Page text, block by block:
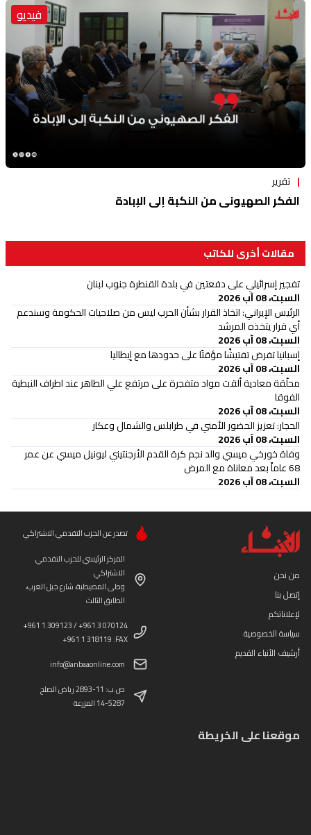
فيديو
تقرير
الفكر الصهيوني من النكبة إلى الإبادة
مقالات أخرى للكاتب
تفجير إسرائيلي على دفعتين في بلدة القنطرة جنوب لبنان
السبت، 08 آب 2026
الرئيس الإيراني: اتخاذ القرار بشأن الحرب ليس من صلاحيات الحكومة وسندعم
أي قرار يتخذه المرشد
السبت، 08 آب 2026
إسبانيا تفرض تفتيشًا مؤقتًا على حدودها مع إيطاليا
السبت، 08 آب 2026
محلّقة معادية ألقت مواد متفجرة على مرتفع علي الطاهر عند اطراف النبطية
الفوقا
السبت، 08 آب 2026
الحجار: تعزيز الحضور الأمني في طرابلس والشمال وعكار
السبت، 08 آب 2026
وفاة خورخي ميسي والد نجم كرة القدم الأرجنتيني ليونيل ميسي عن عمر
68 عاماً بعد معاناة مع المرض
السبت، 08 آب 2026
من نحن
إتصل بنا
لإعلاناتكم
سياسة الخصوصية
أرشيف الأنباء القديم
تصدر عن الحزب التقدمي الاشتراكي
المركز الرئيسي للحزب التقدمي
الاشتراكي
وطى المصيطبة، شارع جبل العرب،
الطابق الثالث
+961 1 309123 / +961 3 070124
+961 1 318119 :FAX
info@anbaaonline.com
ص.ب: 11-2893 رياض الصلح
14-5287 المزرعة
موقعنا على الخريطة